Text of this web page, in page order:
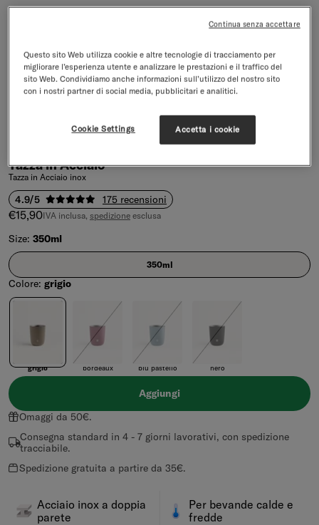
Tazza in Acciaio
Tazza in Acciaio inox
4.9/5 175 recensioni
Prezzo di vendita
€15,90IVA inclusa, spedizione esclusa
Size: 350ml
Size 350ml
Colore: grigio
Colore
grigio
grigio bordeaux
(esaurito)
blu pastello
(esaurito)
nero
(esaurito)
Aggiungi
Omaggi da 50€.
Consegna standard in 4 - 7 giorni lavorativi, con spedizione
tracciabile.
Spedizione gratuita a partire da 35€.
Acciaio inox a doppia
parete
Per bevande calde e
fredde
Questo sito Web utilizza cookie e altre tecnologie di tracciamento per
migliorare l’esperienza utente e analizzare le prestazioni e il traffico del
sito Web. Condividiamo anche informazioni sull’utilizzo del nostro sito
con i nostri partner di social media, pubblicitari e analitici.
Accetta i cookie
Cookie Settings
Continua senza accettare